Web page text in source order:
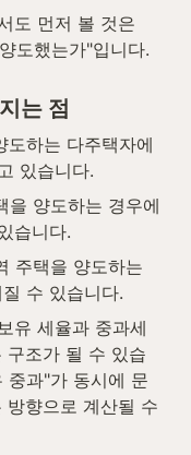
도 먼저 볼 것은
도했는가"입니다.
는 점
도하는 다주택자에
있습니다.
을 양도하는 경우에
습니다.
주택을 양도하는
수 있습니다.
유 세율과 중과세
구조가 될 수 있습
중과"가 동시에 문
향으로 계산될 수